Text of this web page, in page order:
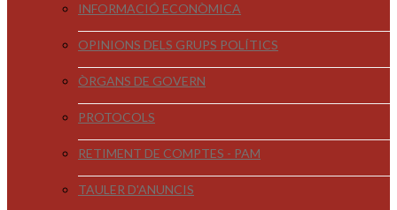
INFORMACIÓ ECONÒMICA
OPINIONS DELS GRUPS POLÍTICS
ÒRGANS DE GOVERN
PROTOCOLS
RETIMENT DE COMPTES - PAM
TAULER D'ANUNCIS